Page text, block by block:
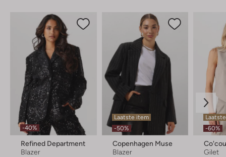
-40%
Refined Department
Blazer
Laatste item
-50%
Copenhagen Muse
Blazer
-60%
Gilet